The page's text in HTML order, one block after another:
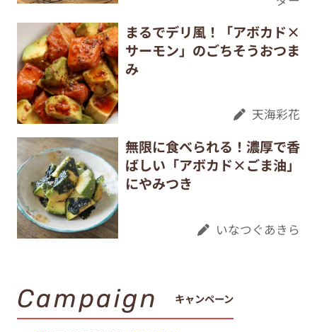
まるでデリ風！「アボカド×
サーモン」のごちそうおつま
み
天海彩花
無限に食べられる！濃厚で香
ばしい「アボカド×ごま油」
にやみつき
いなつぐあきら
Campaign キャンペーン